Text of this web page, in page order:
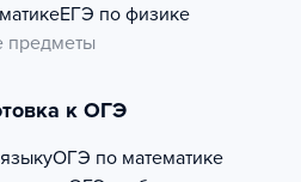
ЕГЭ по физике
предметы
к ОГЭ
ОГЭ по математике